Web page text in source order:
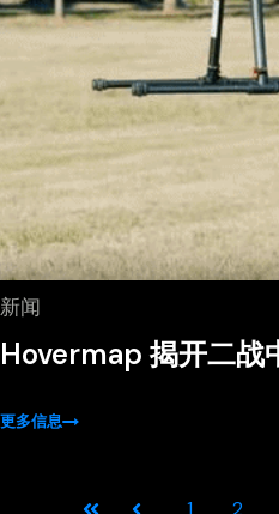
新闻
Hovermap 揭开二战
更多信息
1 2